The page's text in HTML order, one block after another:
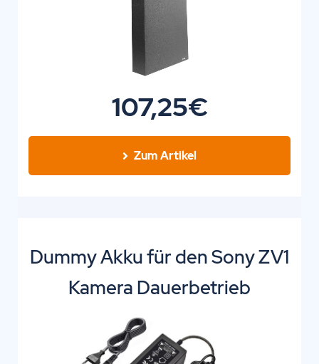
107,25€
Zum Artikel
Dummy Akku für den Sony ZV1
Kamera Dauerbetrieb